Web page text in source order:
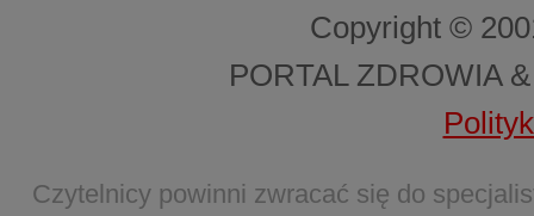
Copyright ©
PORTAL ZDROWIA
Czytelnicy powinni zwracać się do